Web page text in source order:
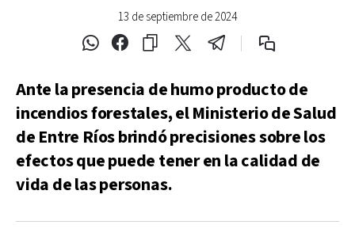
13 de septiembre de 2024
Ante la presencia de humo producto de
incendios forestales, el Ministerio de Salud
de Entre Ríos brindó precisiones sobre los
efectos que puede tener en la calidad de
vida de las personas.